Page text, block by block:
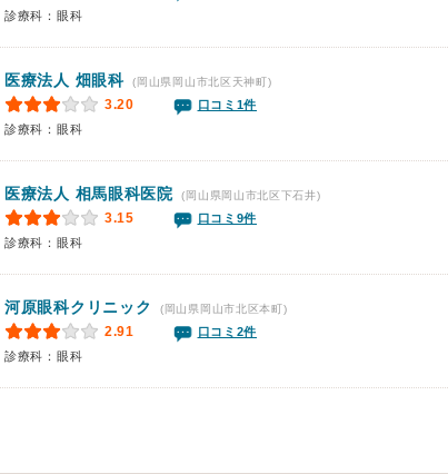
診療科：眼科
医療法人 畑眼科 (岡山県岡山市北区天神町)
3.20
口コミ1件
診療科：眼科
医療法人 相馬眼科医院 (岡山県岡山市北区下石井)
3.15
口コミ9件
診療科：眼科
河原眼科クリニック (岡山県岡山市北区本町)
2.91
口コミ2件
診療科：眼科